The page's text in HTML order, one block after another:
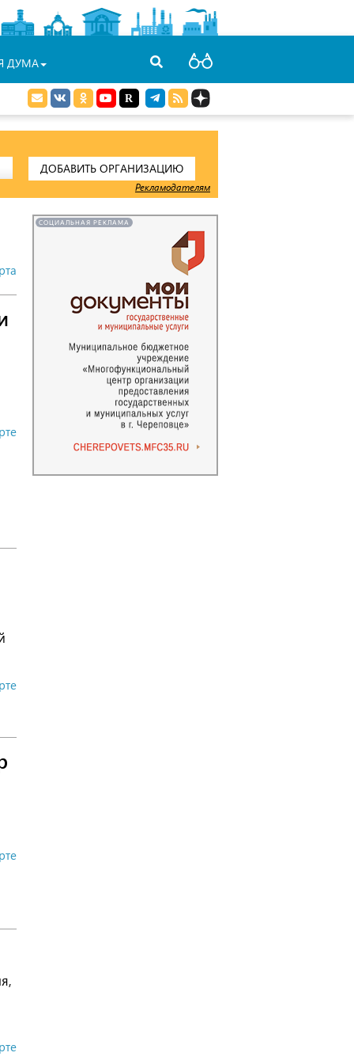
ДУМА
ДОБАВИТЬ ОРГАНИЗАЦИЮ
Рекламодателям
СОЦИАЛЬНАЯ РЕКЛАМА